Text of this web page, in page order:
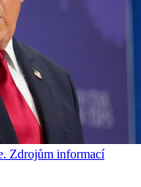
Zdrojům informací